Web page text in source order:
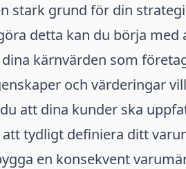
stark grund för din
detta kan du börja
kärnvärden som
och värderingar
att dina kunder ska
tydligt definiera ditt
en konsekvent